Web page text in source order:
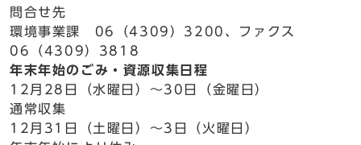
問合せ先
環境事業課 06（4309）3200、ファクス
06（4309）3818
年末年始のごみ・資源収集日程
12月28日（水曜日）～30日（金曜日）
通常収集
12月31日（土曜日）～3日（火曜日）